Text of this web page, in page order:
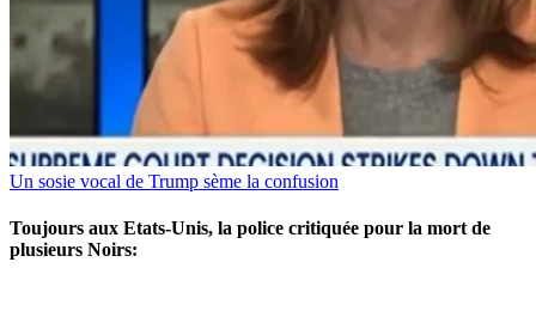
Un sosie vocal de Trump sème la confusion
Toujours aux Etats-Unis, la police critiquée pour la mort de
plusieurs Noirs: